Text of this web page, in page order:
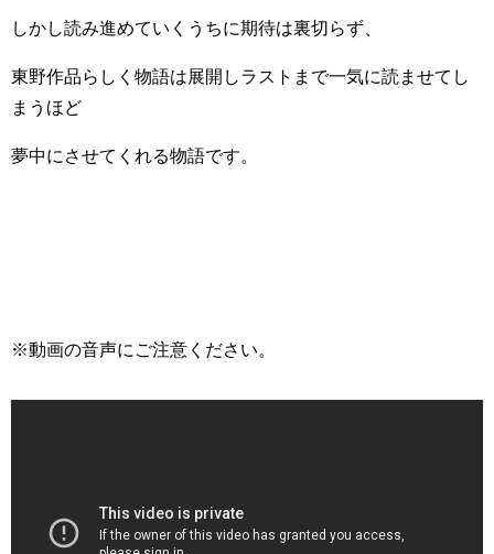
しかし読み進めていくうちに期待は裏切らず、
東野作品らしく物語は展開しラストまで一気に読ませてし
まうほど
夢中にさせてくれる物語です。
※動画の音声にご注意ください。